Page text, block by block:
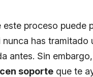
este proceso puede
has tramitado
antes. Sin embargo,
soporte que te